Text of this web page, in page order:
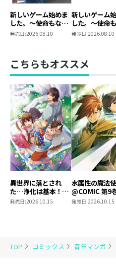
TOP コミックス 青年マンガ
品番 ：
仕様 ： SS付きド
ドラマＣＤ分数 ： 53分
新しいゲーム始めま
した。～使命もない
のに最強です？～13
発売日:2026.08.10
新しいゲーム
した。～使命
のに最強です？
発売日:2026.08.10
こちらもオススメ
異世界に落とされ
た…浄化は基本！
@COMIC 第7巻
発売日:2026.10.15
水属性の魔法
@COMIC 第9
発売日:2026.10.15